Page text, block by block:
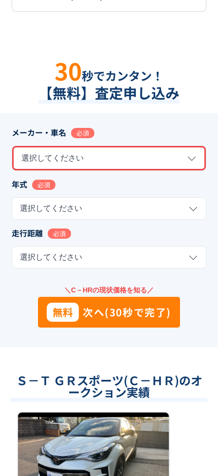
30秒でカンタン！
【無料】査定申し込み
メーカー・車名 必須
選択してください
年式 必須
選択してください
走行距離 必須
選択してください
＼C－HRの現状価格を知る／
無料 次へ(30秒で完了)
Ｓ－Ｔ ＧＲスポーツ(Ｃ－ＨＲ)のオ
ークション実績